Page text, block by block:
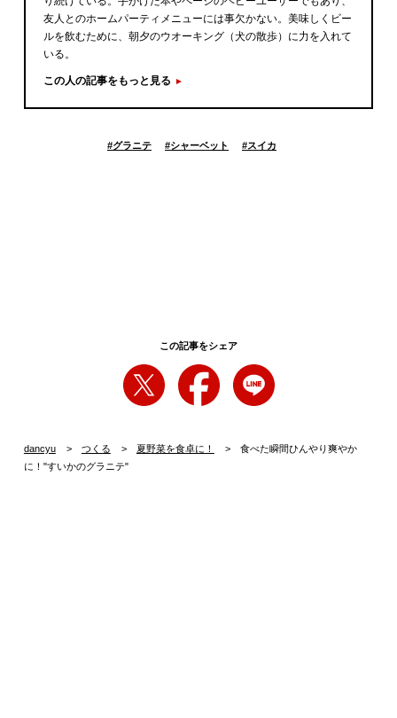
友人とのホームパーティメニューには事欠かない。美味しくビー
ルを飲むために、朝夕のウオーキング（犬の散歩）に力を入れて
いる。
この人の記事をもっと見る
#グラニテ #シャーベット #スイカ
この記事をシェア
dancyu つくる 夏野菜を食卓に！
食べた瞬間ひんやり爽やか
に！"すいかのグラニテ"